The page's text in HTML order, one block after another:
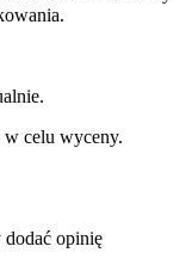
celu wyceny.
dodać opinię